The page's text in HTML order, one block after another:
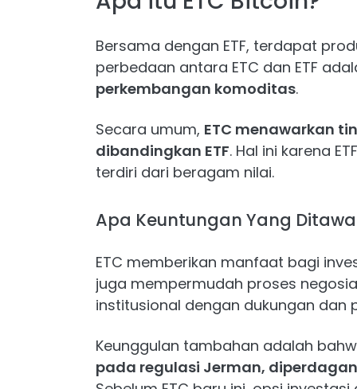
Bersama dengan ETF, terdapat
perbedaan antara ETC dan ETF
perkembangan komoditas.
Secara umum, ETC menawarkan
dibandingkan ETF. Hal ini karena
terdiri dari beragam nilai.
Apa Keuntungan Yang
ETC memberikan manfaat bagi
juga mempermudah proses
institusional dengan dukungan dan
Keunggulan tambahan adalah
pada regulasi Jerman,